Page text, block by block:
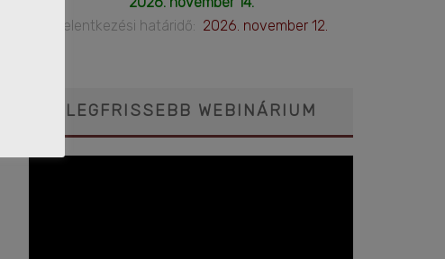
Jelentkezési határidő: 2026. november 12.
LEGFRISSEBB WEBINÁRIUM